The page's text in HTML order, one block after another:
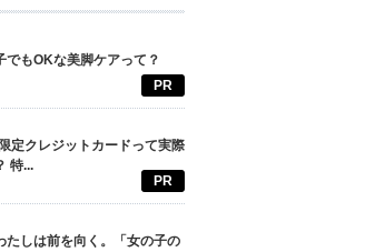
でもOKな美脚ケアって？
PR
定クレジットカードって実際
特...
PR
たしは前を向く。「女の子の